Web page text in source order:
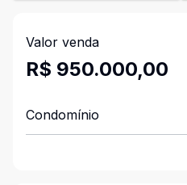
Valor venda
R$ 950.000,00
Condomínio